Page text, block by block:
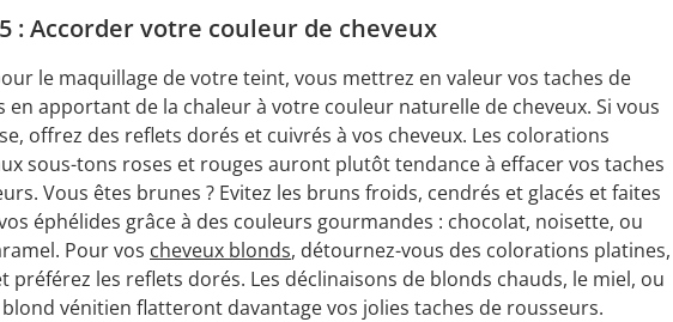
: Accorder votre couleur de cheveux
le maquillage de votre teint, vous mettrez en valeur vos taches de
en apportant de la chaleur à votre couleur naturelle de cheveux. Si vous
offrez des reflets dorés et cuivrés à vos cheveux. Les colorations
sous-tons roses et rouges auront plutôt tendance à effacer vos taches
Vous êtes brunes ? Evitez les bruns froids, cendrés et glacés et faites
éphélides grâce à des couleurs gourmandes : chocolat, noisette, ou
Pour vos cheveux blonds, détournez-vous des colorations platines,
préférez les reflets dorés. Les déclinaisons de blonds chauds, le miel, ou
vénitien flatteront davantage vos jolies taches de rousseurs.